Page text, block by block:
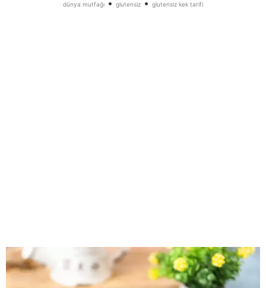
dünya mutfağı • glutensiz • glutensiz kek tarifi